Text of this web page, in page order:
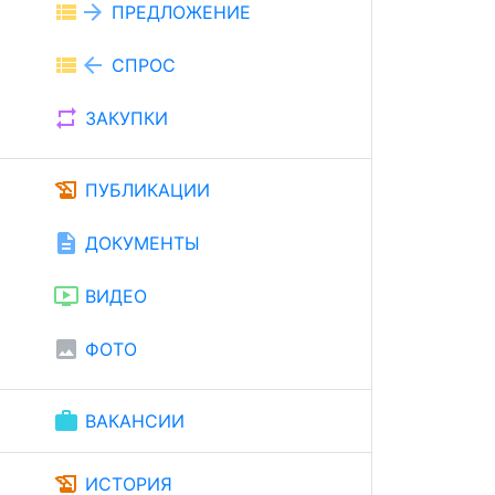
view_list arrow_forward ПРЕДЛОЖЕНИЕ
view_list arrow_back СПРОС
repeat ЗАКУПКИ
history_edu ПУБЛИКАЦИИ
description ДОКУМЕНТЫ
ondemand_video ВИДЕО
image ФОТО
work ВАКАНСИИ
history_edu ИСТОРИЯ